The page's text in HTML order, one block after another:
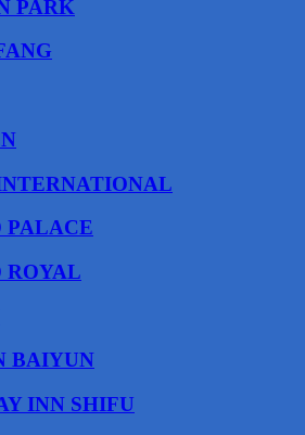
PARK
PALACE
ROYAL
BAIYUN
INN SHIFU